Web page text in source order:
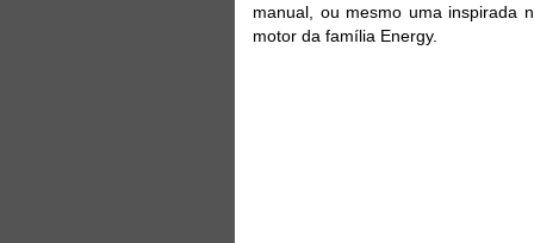
manual, ou mesmo uma inspirada
motor da família Energy.